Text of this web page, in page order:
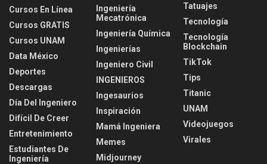
Cursos En Línea
Cursos GRATIS
Cursos UNAM
Data México
Deportes
Descargas
Día Del Ingeniero
Difícil De Creer
Entretenimiento
Estudiantes De
Ingeniería
Ingeniería
Mecatrónica
Ingeniería Química
Ingenierías
Ingeniero Civil
INGENIEROS
Ingesaurios
Inspiración
Mamá Ingeniera
Memes
Midjourney
Tatuajes
Tecnología
Tecnología
Blockchain
TikTok
Tips
Titanic
UNAM
Videojuegos
Virales